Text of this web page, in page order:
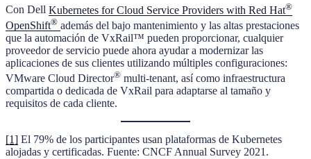
Con Dell Kubernetes for Cloud Service Providers with Red Hat®
OpenShift® además del bajo mantenimiento y las altas prestaciones
que la automación de VxRail™ pueden proporcionar, cualquier
proveedor de servicio puede ahora ayudar a modernizar las
aplicaciones de sus clientes utilizando múltiples configuraciones:
VMware Cloud Director® multi-tenant, así como infraestructura
compartida o dedicada de VxRail para adaptarse al tamaño y
requisitos de cada cliente.
[1] El 79% de los participantes usan plataformas de Kubernetes
alojadas y certificadas. Fuente: CNCF Annual Survey 2021.